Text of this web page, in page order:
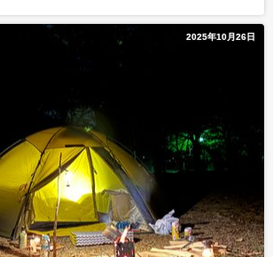
2025年10月26日